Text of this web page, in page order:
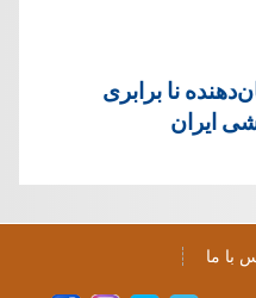
نا برابری
ایران
با ما